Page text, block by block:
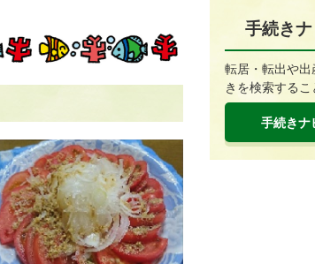
手続き
転居・転出や
きを検索するこ
手続きナ